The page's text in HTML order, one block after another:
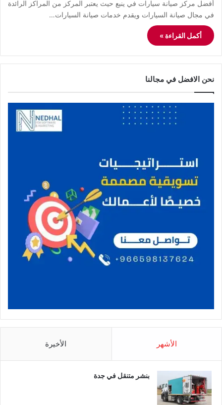
أفضل مركز صيانة سيارات في ينبع حيث يعتبر المركز من المراكز الرائدة
في مجال صيانة السيارات ويقدم خدمات صيانة السيارات…
أكمل القراءة »
نحن الافضل في مجالنا
الأشهر الأخيرة
بنشر متنقل في جدة